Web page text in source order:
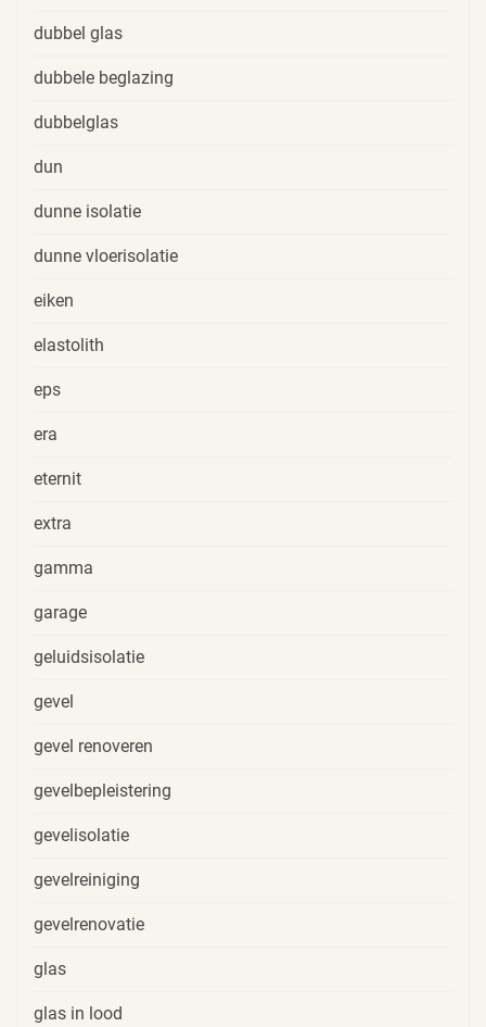
dubbel glas
dubbele beglazing
dubbelglas
dun
dunne isolatie
dunne vloerisolatie
eiken
elastolith
eps
era
eternit
extra
gamma
garage
geluidsisolatie
gevel
gevel renoveren
gevelbepleistering
gevelisolatie
gevelreiniging
gevelrenovatie
glas
glas in lood